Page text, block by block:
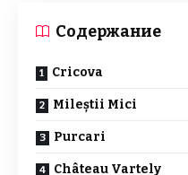
Содержание
Cricova
Mileștii Mici
Purcari
Château Vartely